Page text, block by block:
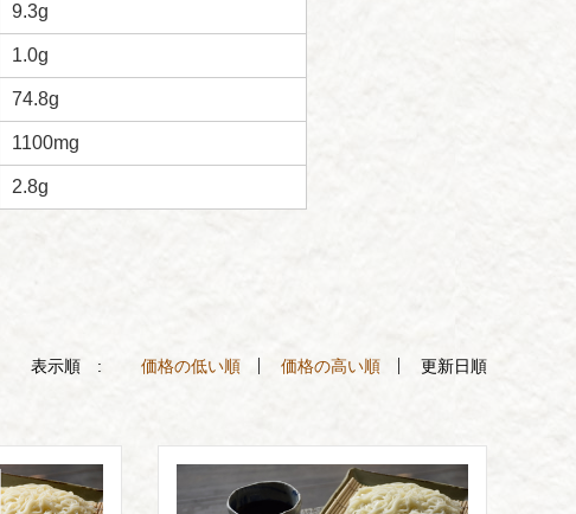
9.3g
1.0g
74.8g
1100mg
2.8g
表示順 : 価格の低い順 価格の高い順 更新日順